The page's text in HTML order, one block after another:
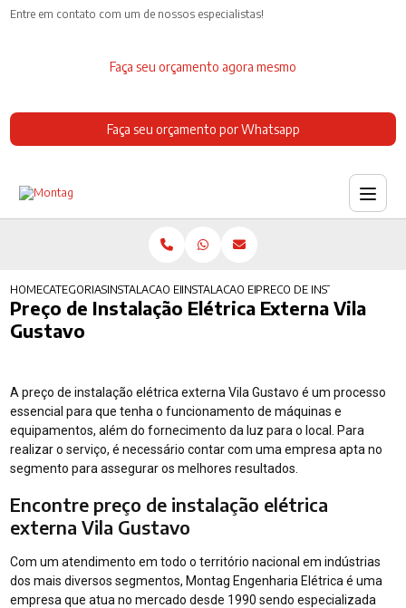
Entre em contato com um de nossos especialistas!
Faça seu orçamento agora mesmo
Faça seu orçamento por Whatsapp
HOMECATEGORIASINSTALACAO ELETRICAINSTALACAO ELETRICA COZINHA
PRECO DE INSTALACAO
Preço de Instalação Elétrica Externa Vila
Gustavo
A preço de instalação elétrica externa Vila Gustavo é um processo
essencial para que tenha o funcionamento de máquinas e
equipamentos, além do fornecimento da luz para o local. Para
realizar o serviço, é necessário contar com uma empresa apta no
segmento para assegurar os melhores resultados.
Encontre preço de instalação elétrica
externa Vila Gustavo
Com um atendimento em todo o território nacional em indústrias
dos mais diversos segmentos, Montag Engenharia Elétrica é uma
empresa que atua no mercado desde 1990 sendo especializada